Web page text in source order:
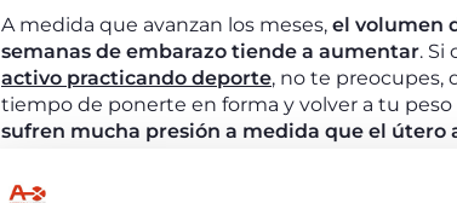
A medida que avanzan los meses, el volumen
semanas de embarazo tiende a aumentar. Si
activo practicando deporte, no te preocupes,
tiempo de ponerte en forma y volver a tu peso
sufren mucha presión a medida que el útero
sobre